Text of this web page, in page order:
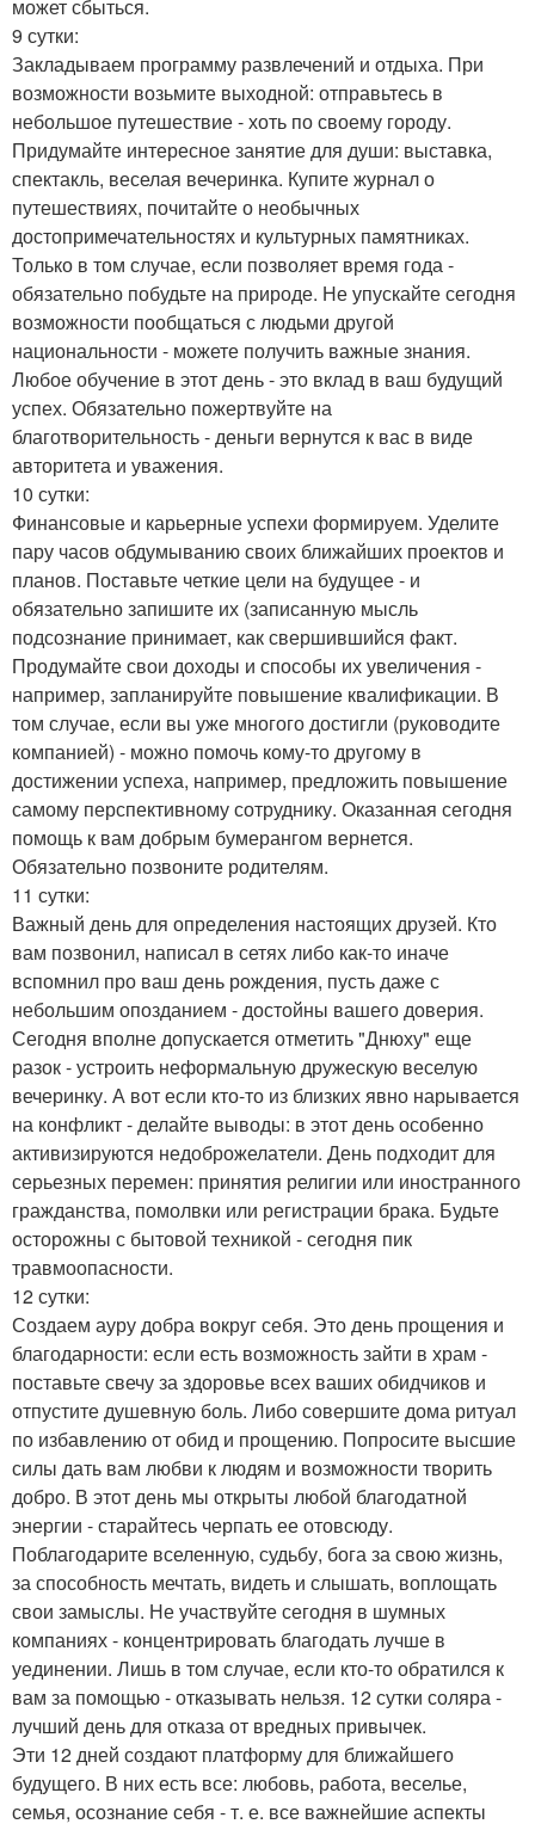
может сбыться.
9 сутки:
Закладываем программу развлечений и отдыха. При
возможности возьмите выходной: отправьтесь в
небольшое путешествие - хоть по своему городу.
Придумайте интересное занятие для души: выставка,
спектакль, веселая вечеринка. Купите журнал о
путешествиях, почитайте о необычных
достопримечательностях и культурных памятниках.
Только в том случае, если позволяет время года -
обязательно побудьте на природе. Не упускайте сегодня
возможности пообщаться с людьми другой
национальности - можете получить важные знания.
Любое обучение в этот день - это вклад в ваш будущий
успех. Обязательно пожертвуйте на
благотворительность - деньги вернутся к вас в виде
авторитета и уважения.
10 сутки:
Финансовые и карьерные успехи формируем. Уделите
пару часов обдумыванию своих ближайших проектов и
планов. Поставьте четкие цели на будущее - и
обязательно запишите их (записанную мысль
подсознание принимает, как свершившийся факт.
Продумайте свои доходы и способы их увеличения -
например, запланируйте повышение квалификации. В
том случае, если вы уже многого достигли (руководите
компанией) - можно помочь кому-то другому в
достижении успеха, например, предложить повышение
самому перспективному сотруднику. Оказанная сегодня
помощь к вам добрым бумерангом вернется.
Обязательно позвоните родителям.
11 сутки:
Важный день для определения настоящих друзей. Кто
вам позвонил, написал в сетях либо как-то иначе
вспомнил про ваш день рождения, пусть даже с
небольшим опозданием - достойны вашего доверия.
Сегодня вполне допускается отметить "Днюху" еще
разок - устроить неформальную дружескую веселую
вечеринку. А вот если кто-то из близких явно нарывается
на конфликт - делайте выводы: в этот день особенно
активизируются недоброжелатели. День подходит для
серьезных перемен: принятия религии или иностранного
гражданства, помолвки или регистрации брака. Будьте
осторожны с бытовой техникой - сегодня пик
травмоопасности.
12 сутки:
Создаем ауру добра вокруг себя. Это день прощения и
благодарности: если есть возможность зайти в храм -
поставьте свечу за здоровье всех ваших обидчиков и
отпустите душевную боль. Либо совершите дома ритуал
по избавлению от обид и прощению. Попросите высшие
силы дать вам любви к людям и возможности творить
добро. В этот день мы открыты любой благодатной
энергии - старайтесь черпать ее отовсюду.
Поблагодарите вселенную, судьбу, бога за свою жизнь,
за способность мечтать, видеть и слышать, воплощать
свои замыслы. Не участвуйте сегодня в шумных
компаниях - концентрировать благодать лучше в
уединении. Лишь в том случае, если кто-то обратился к
вам за помощью - отказывать нельзя. 12 сутки соляра -
лучший день для отказа от вредных привычек.
Эти 12 дней создают платформу для ближайшего
будущего. В них есть все: любовь, работа, веселье,
семья, осознание себя - т. е. все важнейшие аспекты